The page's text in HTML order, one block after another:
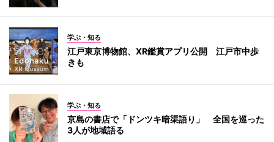
学ぶ・知る
江戸東京博物館、XR鑑賞アプリ公開 江戸市中歩
きも
学ぶ・知る
京島の書店で「ドンツキ暗渠語り」 全国を巡った
3人が地域語る